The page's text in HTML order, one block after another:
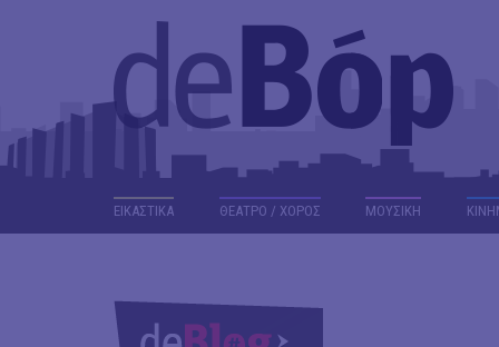
ΕΙΚΑΣΤΙΚΑ ΘΕΑΤΡΟ / ΧΟΡΟΣ ΜΟΥΣΙΚΗ